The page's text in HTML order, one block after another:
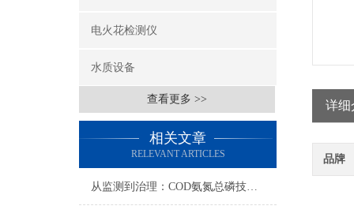
电火花检测仪
水质设备
查看更多 >>
相关文章
RELEVANT ARTICLES
从监测到治理：COD氨氮总磷技术的双领域实战解析
详细
品牌